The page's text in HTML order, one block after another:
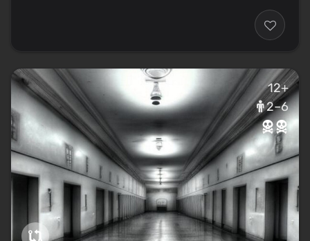
12+
2–6